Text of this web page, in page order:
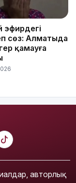
эфирдегі
сөз: Алматыда
қамауға
авторлық